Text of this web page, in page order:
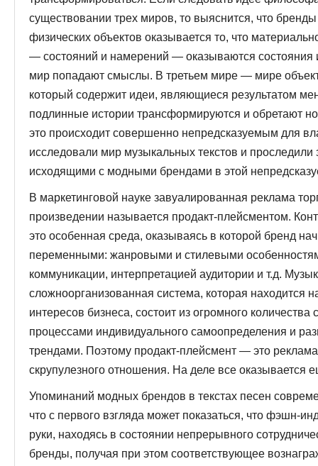
существовании трех ми­ров, то выяснится, что
физи­ческих объектов оказывается то, что
— состояний и намерений — оказываются состояния
мир попадают смыслы. В тре­тьем мире — мире
который со­держит идеи, являющиеся результатом
подлинные истории трансформируются и обретают
это происходит совершенно непред­сказуемым для
исследовали мир музы­кальных текстов и
исходящими с модными брендами в этой
В маркетинговой науке завуалированная реклама
произведении называется продакт-плейсментом.
это особенная среда, оказываясь в которой бренд
переменными: жанровыми и стилевыми
коммуникации, интерпретацией аудитории и т.д.
сложноорганизованная система, которая находится
интересов бизнеса, состоит из огромного количества
процессами индивидуального самоопределения и
трендами. Поэтому продакт-плейсмент — это
скрупулезного отно­шения. На деле все
Упоминаний модных брендов в текстах песен
что с первого взгляда может показаться, что фэшн-
руки, находясь в состоянии непрерывного
бренды, получая при этом соответствующее